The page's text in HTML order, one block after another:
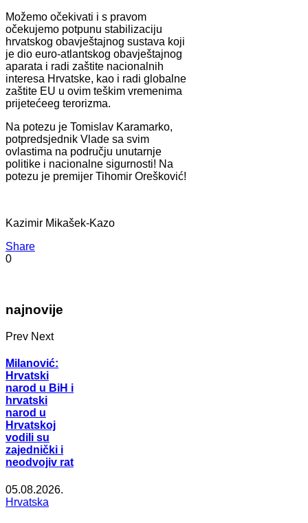
Možemo očekivati i s pravom
očekujemo potpunu stabilizaciju
hrvatskog obavještajnog sustava koji
je dio euro-atlantskog obavještajnog
aparata i radi zaštite nacionalnih
interesa Hrvatske, kao i radi globalne
zaštite EU u ovim teškim vremenima
prijetećeeg terorizma.
Na potezu je Tomislav Karamarko,
potpredsjednik Vlade sa svim
ovlastima na području unutarnje
politike i nacionalne sigurnosti! Na
potezu je premijer Tihomir Orešković!
Kazimir Mikašek-Kazo
Share
0
najnovije
Prev Next
Milanović:
Hrvatski
narod u BiH i
hrvatski
narod u
Hrvatskoj
vodili su
zajednički i
neodvojiv rat
05.08.2026.
Hrvatska